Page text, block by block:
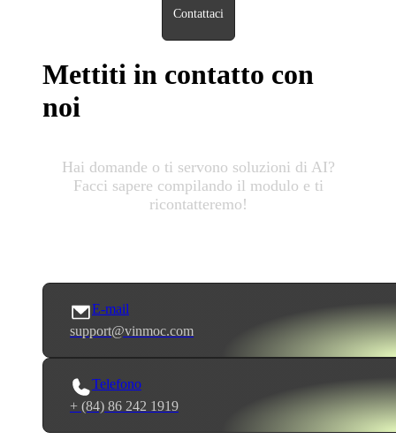
Contattaci
Mettiti in contatto con
noi
Hai domande o ti servono soluzioni di AI?
Facci sapere compilando il modulo e ti
ricontatteremo!
E-mail
support@vinmoc.com
Telefono
+ (84) 86 242 1919